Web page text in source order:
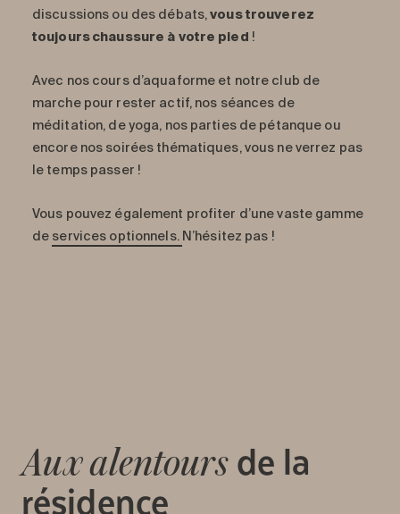
discussions ou des débats,vous trouverez
toujours chaussure à votre pied !
Avec nos cours d’aquaforme et notre club de
marche pour rester actif, nos séances de
méditation, de yoga, nos parties de pétanque ou
encore nos soirées thématiques, vous ne verrez pas
le temps passer !
Vous pouvez également profiter d’une vaste gamme
de services optionnels. N’hésitez pas !
Aux alentoursde la
résidence